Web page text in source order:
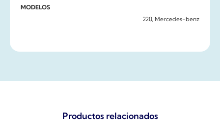
MODELOS
220, Mercedes-benz
Productos relacionados